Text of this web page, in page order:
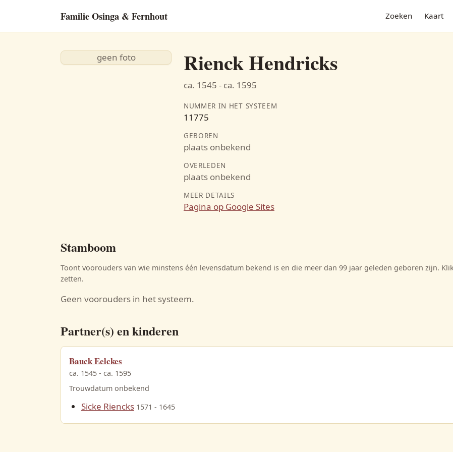
Familie Osinga & Fernhout Zoeken Kaart
geen foto Rienck Hendricks
ca. 1545 - ca. 1595
NUMMER IN HET SYSTEEM
11775
GEBOREN
plaats onbekend
OVERLEDEN
plaats onbekend
MEER DETAILS
Pagina op Google Sites
Stamboom
Toont voorouders van wie minstens één levensdatum bekend is en die meer dan 99 jaar geleden geboren zijn.
zetten.
Geen voorouders in het systeem.
Partner(s) en kinderen
Bauck Eelckes
ca. 1545 - ca. 1595
Trouwdatum onbekend
Sicke Riencks 1571 - 1645